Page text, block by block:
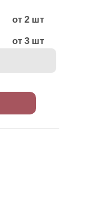
от 2 шт
от 3 шт